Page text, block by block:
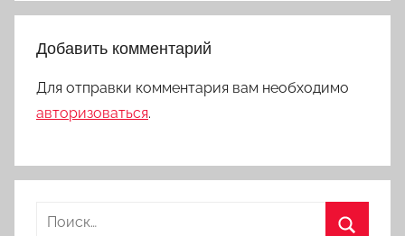
Добавить комментарий
Для отправки комментария вам необходимо
авторизоваться.
Найти: